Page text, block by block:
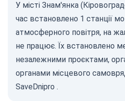
У місті Знам'янка
час встановлено 1 станції
атмосферного повітря, на
не працює. Їх встановлено
незалежними проєктами,
органами місцевого
SaveDnipro .